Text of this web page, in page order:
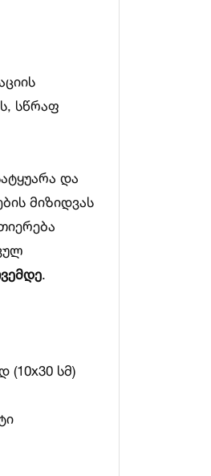
სწრაფ
და
მიზიდვას
.
(10x30 სმ)